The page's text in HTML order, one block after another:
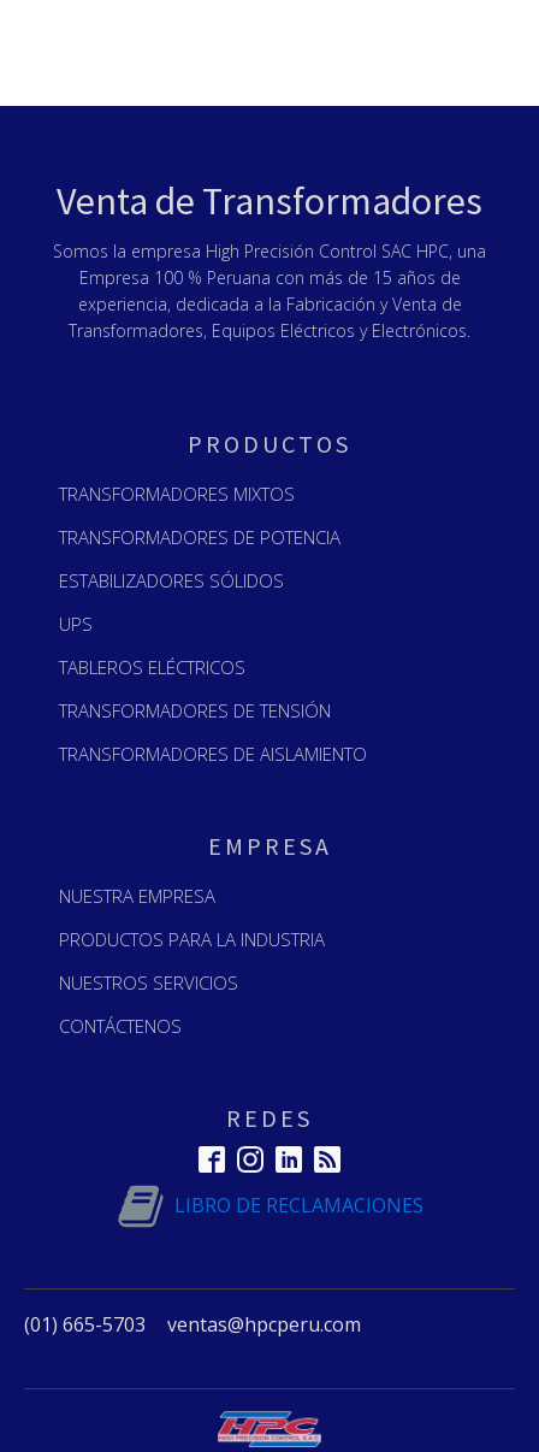
Venta de Transformadores
Somos la empresa High Precisión Control SAC HPC, una
Empresa 100 % Peruana con más de 15 años de
experiencia, dedicada a la Fabricación y Venta de
Transformadores, Equipos Eléctricos y Electrónicos.
PRODUCTOS
TRANSFORMADORES MIXTOS
TRANSFORMADORES DE POTENCIA
ESTABILIZADORES SÓLIDOS
UPS
TABLEROS ELÉCTRICOS
TRANSFORMADORES DE TENSIÓN
TRANSFORMADORES DE AISLAMIENTO
EMPRESA
NUESTRA EMPRESA
PRODUCTOS PARA LA INDUSTRIA
NUESTROS SERVICIOS
CONTÁCTENOS
REDES
LIBRO DE RECLAMACIONES
(01) 665-5703 ventas@hpcperu.com